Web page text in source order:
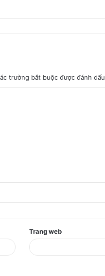
trường bắt buộc được đánh dấu
Trang web